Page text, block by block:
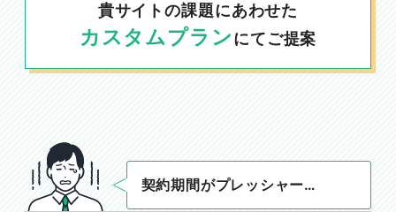
貴サイトの課題にあわせた
カスタムプランにてご提案
契約期間がプレッシャー…